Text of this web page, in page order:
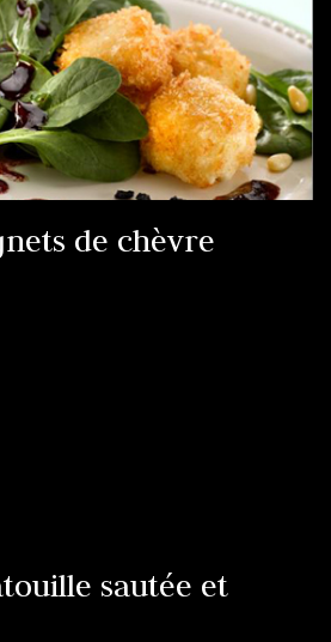
de chèvre
sautée et